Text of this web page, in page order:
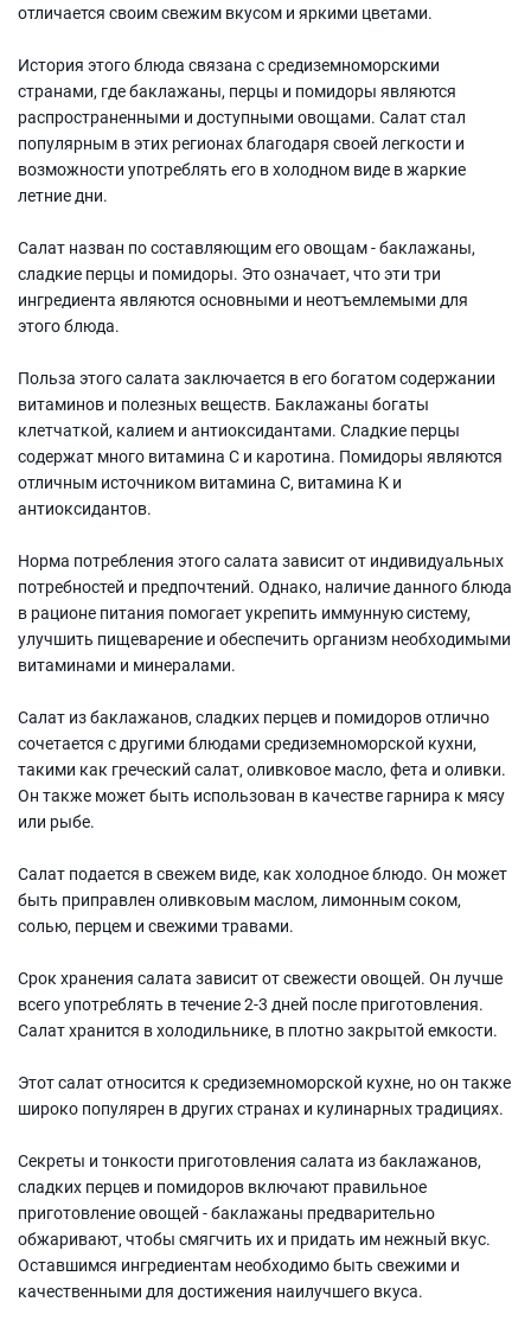
отличается своим свежим вкусом и яркими цветами.
История этого блюда связана с средиземноморскими
странами, где баклажаны, перцы и помидоры являются
распространенными и доступными овощами. Салат стал
популярным в этих регионах благодаря своей легкости и
возможности употреблять его в холодном виде в жаркие
летние дни.
Салат назван по составляющим его овощам - баклажаны,
сладкие перцы и помидоры. Это означает, что эти три
ингредиента являются основными и неотъемлемыми для
этого блюда.
Польза этого салата заключается в его богатом содержании
витаминов и полезных веществ. Баклажаны богаты
клетчаткой, калием и антиоксидантами. Сладкие перцы
содержат много витамина С и каротина. Помидоры являются
отличным источником витамина С, витамина К и
антиоксидантов.
Норма потребления этого салата зависит от индивидуальных
потребностей и предпочтений. Однако, наличие данного блюда
в рационе питания помогает укрепить иммунную систему,
улучшить пищеварение и обеспечить организм необходимыми
витаминами и минералами.
Салат из баклажанов, сладких перцев и помидоров отлично
сочетается с другими блюдами средиземноморской кухни,
такими как греческий салат, оливковое масло, фета и оливки.
Он также может быть использован в качестве гарнира к мясу
или рыбе.
Салат подается в свежем виде, как холодное блюдо. Он может
быть приправлен оливковым маслом, лимонным соком,
солью, перцем и свежими травами.
Срок хранения салата зависит от свежести овощей. Он лучше
всего употреблять в течение 2-3 дней после приготовления.
Салат хранится в холодильнике, в плотно закрытой емкости.
Этот салат относится к средиземноморской кухне, но он также
широко популярен в других странах и кулинарных традициях.
Секреты и тонкости приготовления салата из баклажанов,
сладких перцев и помидоров включают правильное
приготовление овощей - баклажаны предварительно
обжаривают, чтобы смягчить их и придать им нежный вкус.
Оставшимся ингредиентам необходимо быть свежими и
качественными для достижения наилучшего вкуса.